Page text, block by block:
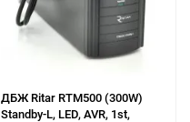
ДБЖ Ritar RTM500 (300W)
Standby-L, LED, AVR, 1st,